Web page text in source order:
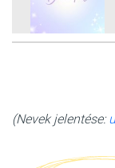
(Nevek jelentése: